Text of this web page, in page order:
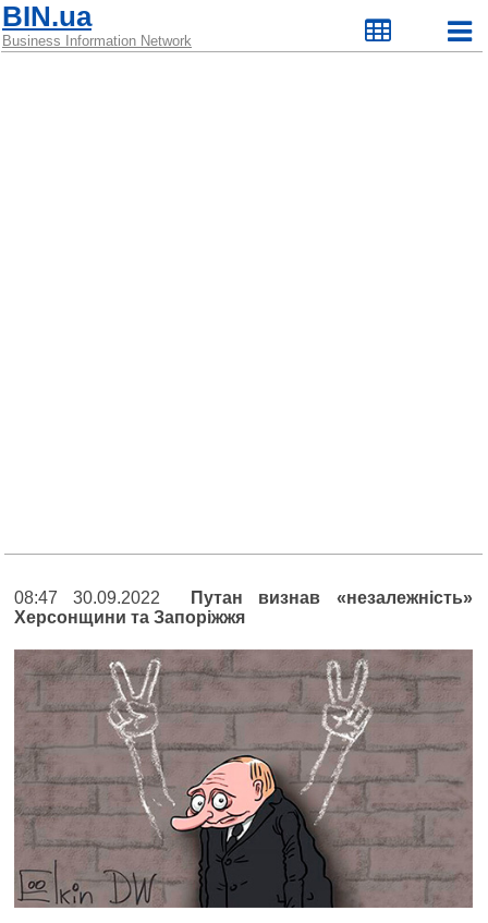
BIN.ua
Business Information Network
08:47 30.09.2022
Путан визнав «незалежність»
Херсонщини та Запоріжжя